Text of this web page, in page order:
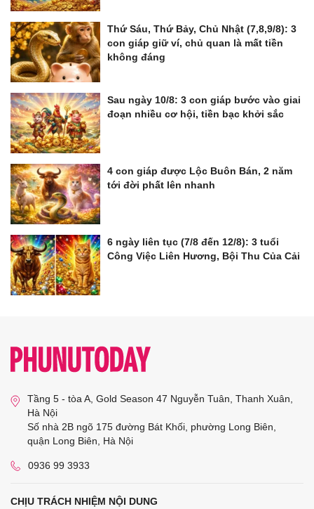
Thứ Sáu, Thứ Bảy, Chủ Nhật (7,8,9/8): 3
con giáp giữ ví, chủ quan là mất tiền
không đáng
Sau ngày 10/8: 3 con giáp bước vào giai
đoạn nhiều cơ hội, tiền bạc khởi sắc
4 con giáp được Lộc Buôn Bán, 2 năm
tới đời phất lên nhanh
6 ngày liên tục (7/8 đến 12/8): 3 tuổi
Công Việc Liên Hương, Bội Thu Của Cải
Tầng 5 - tòa A, Gold Season 47 Nguyễn Tuân, Thanh Xuân,
Hà Nội
Số nhà 2B ngõ 175 đường Bát Khối, phường Long Biên,
quận Long Biên, Hà Nội
0936 99 3933
CHỊU TRÁCH NHIỆM NỘI DUNG